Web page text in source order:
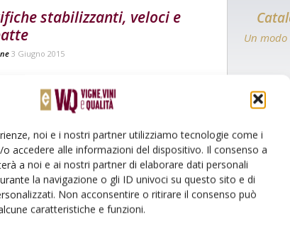
noi e i nostri partner utilizziamo tecnologie come i
accedere alle informazioni del dispositivo. Il consenso a
a noi e ai nostri partner di elaborare dati personali
la navigazione o gli ID univoci su questo sito e di
Non acconsentire o ritirare il consenso può
caratteristiche e funzioni.
stabilizzanti, veloci e
3 Giugno 2015
Un
I